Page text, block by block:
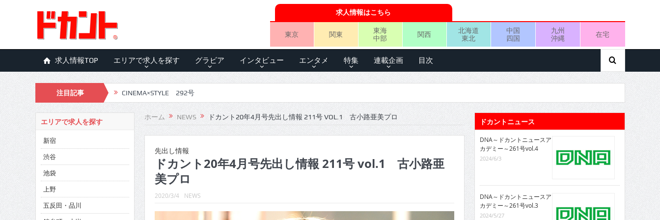
求人情報はこちら
東京 関東
東海
中部
関西
北海道
東北
中国
四国
九州
沖縄
在宅
求人情報TOP エリアで求人を探す グラビア インタビュー エンタメ 特集 連載企画 目次
注目記事 CINEMA×STYLE 292号
CINEMA×STYLE 291号
CINEMA×STYLE 290号
CINEMA×STYLE 289号
CINEMA×STYLE 288号
CINEMA×STYLE 287号
ホーム NEWS ドカント20年4月号先出し情報 211号 VOL.1 古小路亜美プロ
先出し情報
ドカント20年4月号先出し情報 211号 vol.1 古小路亜
美プロ
2020/3/4 NEWS
エリアで求人を探す
新宿
渋谷
池袋
上野
五反田・品川
ドカントニュース
DNA～ドカントニュースア
カデミー～261号vol.4
2024/6/3
DNA～ドカントニュースア
カデミー～261号vol.3
2024/5/27